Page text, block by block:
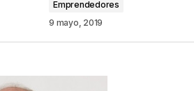
Emprendedores
9 mayo, 2019